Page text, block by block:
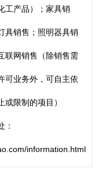
工产品）；家具销
具销售；照明器具销
联网销售（除销售需
可业务外，可自主依
限制的项目）
：
information.html